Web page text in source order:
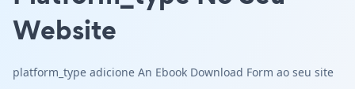
Website
platform_type adicione An Ebook Download Form ao seu site